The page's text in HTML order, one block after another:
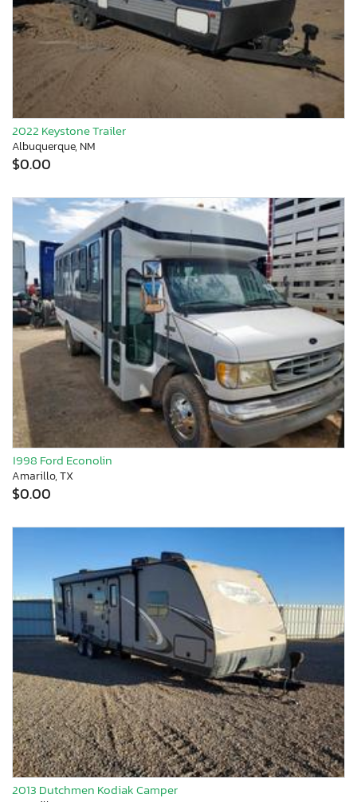
2022 Keystone Trailer
Albuquerque, NM
$0.00
1998 Ford Econolin
Amarillo, TX
$0.00
2013 Dutchmen Kodiak Camper